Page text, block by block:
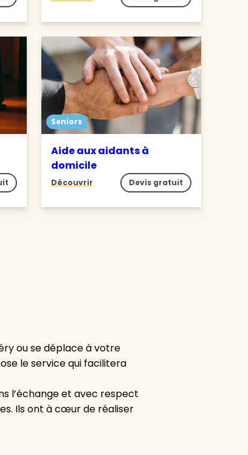
Seniors
Aide aux aidants à
domicile
Découvrir Devis gratuit
ou se déplace à votre
le service qui facilitera
l’échange et avec respect
Ils ont à cœur de réaliser